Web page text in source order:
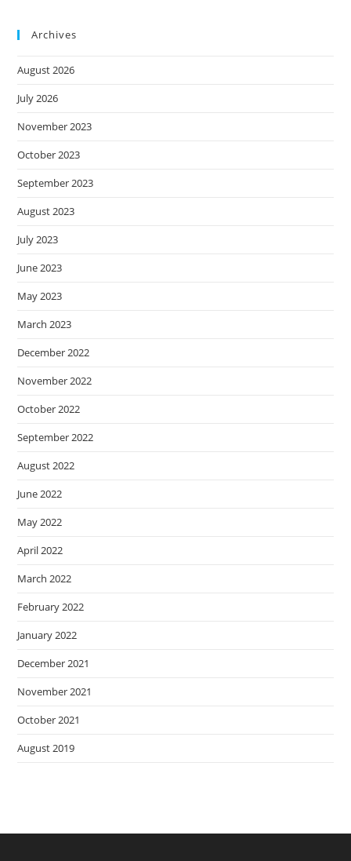
Archives
August 2026
July 2026
November 2023
October 2023
September 2023
August 2023
July 2023
June 2023
May 2023
March 2023
December 2022
November 2022
October 2022
September 2022
August 2022
June 2022
May 2022
April 2022
March 2022
February 2022
January 2022
December 2021
November 2021
October 2021
August 2019